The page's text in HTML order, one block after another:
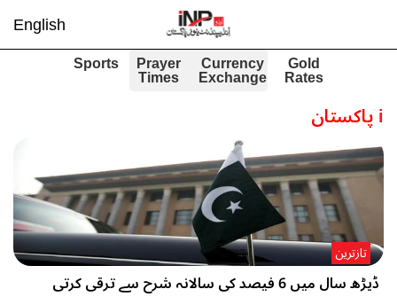
English
Gold
Rates
Currency
Exchange
Prayer
Times
Sports
iپاکستان
ڈیڑھ سال میں 6 فیصد کی سالانہ شرح سے ترقی کرتی
تازترین